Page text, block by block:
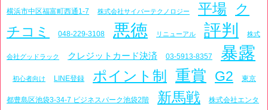
横浜市中区福富町西通1-7 株式会社サイバーテクノロジー 平場
ク
チコミ
048-229-3108 悪徳 リニューアル 評判 株式
会社グッドラック クレジットカード決済 03-5913-8357 暴露
初心者向け LINE登録 ポイント制 重賞 G2 東京
都豊島区池袋3-34-7 ビジネスパーク池袋2階 新馬戦 株式会社エンタ